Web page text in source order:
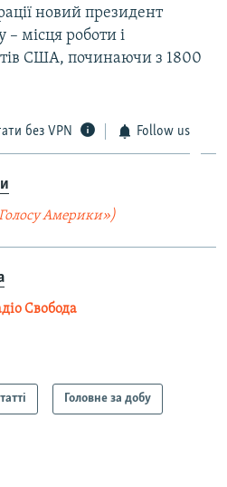
новий президент
місця роботи і
США, починаючи з 1800
без VPN Follow us
Америки»)
Свобода
Головне за добу